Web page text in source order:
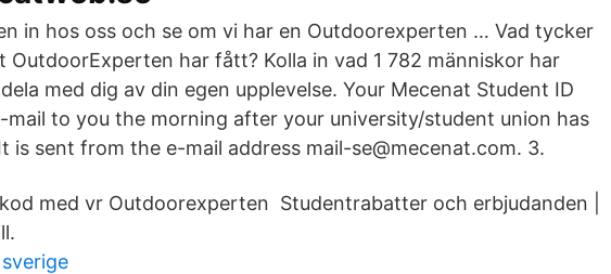
in hos oss och se om vi har en Outdoorexperten … Vad tycker
OutdoorExperten har fått? Kolla in vad 1 782 människor har
med dig av din egen upplevelse. Your Mecenat Student ID
mail to you the morning after your university/student union has
is sent from the e-mail address mail-se@mecenat.com. 3.
med vr Outdoorexperten Studentrabatter och erbjudanden |